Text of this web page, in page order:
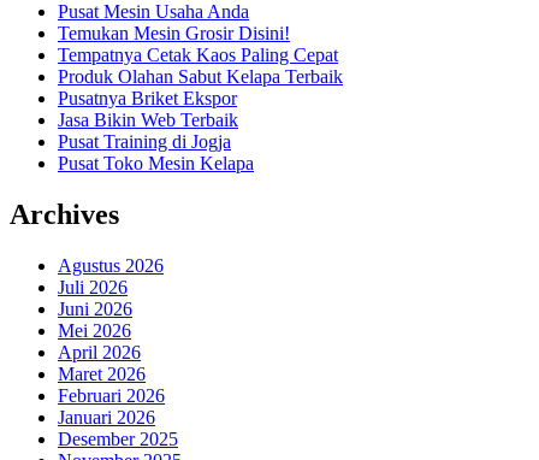
Pusat Mesin Usaha Anda
Temukan Mesin Grosir Disini!
Tempatnya Cetak Kaos Paling Cepat
Produk Olahan Sabut Kelapa Terbaik
Pusatnya Briket Ekspor
Jasa Bikin Web Terbaik
Pusat Training di Jogja
Pusat Toko Mesin Kelapa
Archives
Agustus 2026
Juli 2026
Juni 2026
Mei 2026
April 2026
Maret 2026
Februari 2026
Januari 2026
Desember 2025